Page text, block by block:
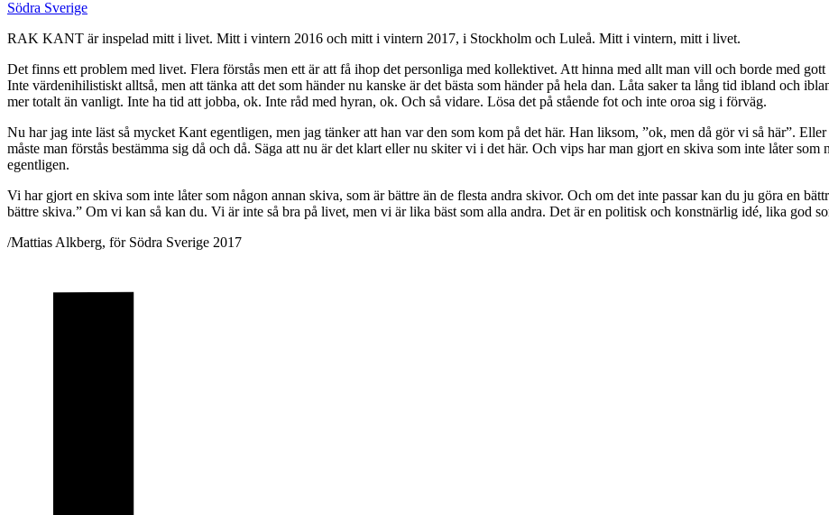
Södra Sverige
RAK KANT är inspelad mitt i livet. Mitt i vintern 2016 och mitt i vintern 2017, i Stockholm och Luleå. Mitt i vintern, mitt i livet.
Det finns ett problem med livet. Flera förstås men ett är att få ihop det personliga med kollektivet. Att hinna med allt man vill och borde med
Inte värdenihilistiskt alltså, men att tänka att det som händer nu kanske är det bästa som händer på hela dan. Låta saker ta lång tid ibland och
mer totalt än vanligt. Inte ha tid att jobba, ok. Inte råd med hyran, ok. Och så vidare. Lösa det på stående fot och inte oroa sig i förväg.
Nu har jag inte läst så mycket Kant egentligen, men jag tänker att han var den som kom på det här. Han liksom, ”ok, men då gör vi så här”.
måste man förstås bestämma sig då och då. Säga att nu är det klart eller nu skiter vi i det här. Och vips har man gjort en skiva som inte låter
egentligen.
Vi har gjort en skiva som inte låter som någon annan skiva, som är bättre än de flesta andra skivor. Och om det inte passar kan du ju göra en
bättre skiva.” Om vi kan så kan du. Vi är inte så bra på livet, men vi är lika bäst som alla andra. Det är en politisk och konstnärlig idé, lika god
/Mattias Alkberg, för Södra Sverige 2017